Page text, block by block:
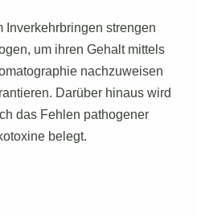
Inverkehrbringen strengen
um ihren Gehalt mittels
nachzuweisen
Darüber hinaus wird
das Fehlen pathogener
belegt.